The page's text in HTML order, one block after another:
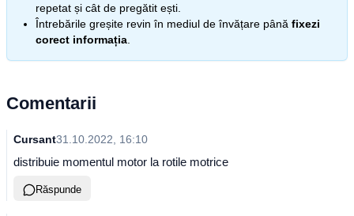
repetat și cât de pregătit ești.
Întrebările greșite revin în mediul de învățare până fixezi
corect informația
Comentarii
Cursant31.10.2022, 16:10
distribuie momentul motor la rotile motrice
Răspunde